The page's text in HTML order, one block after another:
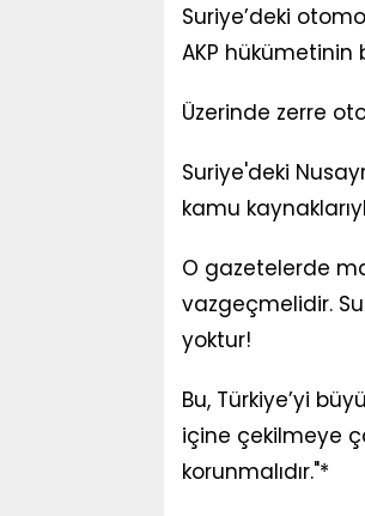
Suriye’deki
AKP hükümetinin
Üzerinde zerre
Suriye'deki
kamu
O gazetelerde
vazgeçmelidir.
yoktur!
Bu, Türkiye’yi
içine çekilmeye
korunmalıdır."*